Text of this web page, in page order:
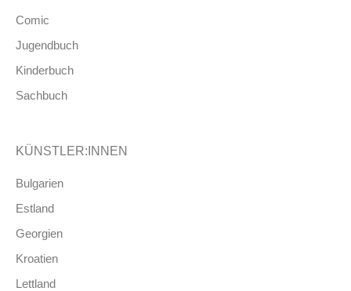
Comic
Jugendbuch
Kinderbuch
Sachbuch
KÜNSTLER:INNEN
Bulgarien
Estland
Georgien
Kroatien
Lettland